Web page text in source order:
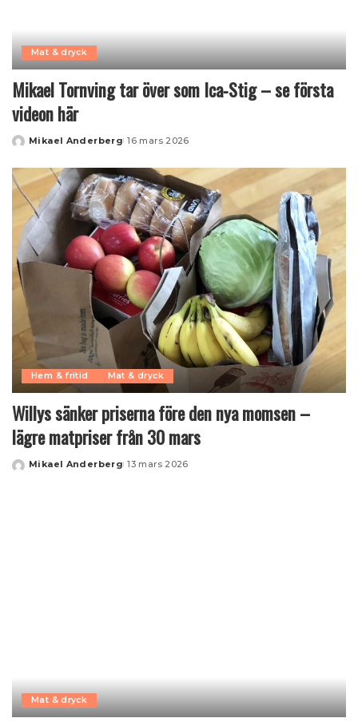
Mat & dryck
Mikael Tornving tar över som Ica‑Stig – se första
videon här
Posted
Mikael Anderberg 16 mars 2026
Hem & fritid Mat & dryck
Willys sänker priserna före den nya momsen –
lägre matpriser från 30 mars
Posted
Mikael Anderberg 13 mars 2026
Mat & dryck